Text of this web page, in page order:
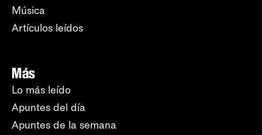
Música
Artículos leídos
Más
Lo más leído
Apuntes del día
Apuntes de la semana